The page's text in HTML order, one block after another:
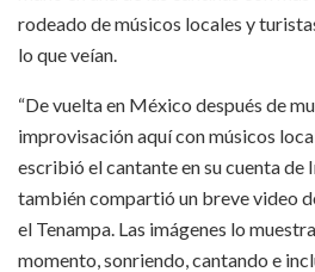
rodeado de músicos locales y
lo que veían.
“De vuelta en México después de
improvisación aquí con músicos
escribió el cantante en su cuenta de
también compartió un breve video
el Tenampa. Las imágenes lo
momento, sonriendo, cantando e